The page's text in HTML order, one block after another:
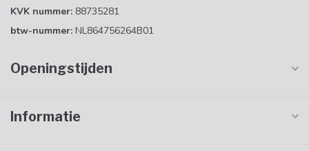
KVK nummer: 88735281
btw-nummer: NL864756264B01
Openingstijden
Informatie